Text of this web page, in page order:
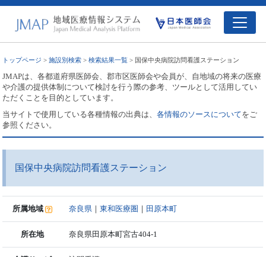
トップページ >施設別検索 >検索結果一覧 > 国保中央病院訪問看護ステーション
JMAPは、各都道府県医師会、郡市区医師会や会員が、自地域の将来の医療
や介護の提供体制について検討を行う際の参考、ツールとして活用してい
ただくことを目的としています。
当サイトで使用している各種情報の出典は、各情報のソースについてをご
参照ください。
国保中央病院訪問看護ステーション
所属地域 奈良県 ｜東和医療圏 ｜ 田原本町
所在地 奈良県田原本町宮古404-1